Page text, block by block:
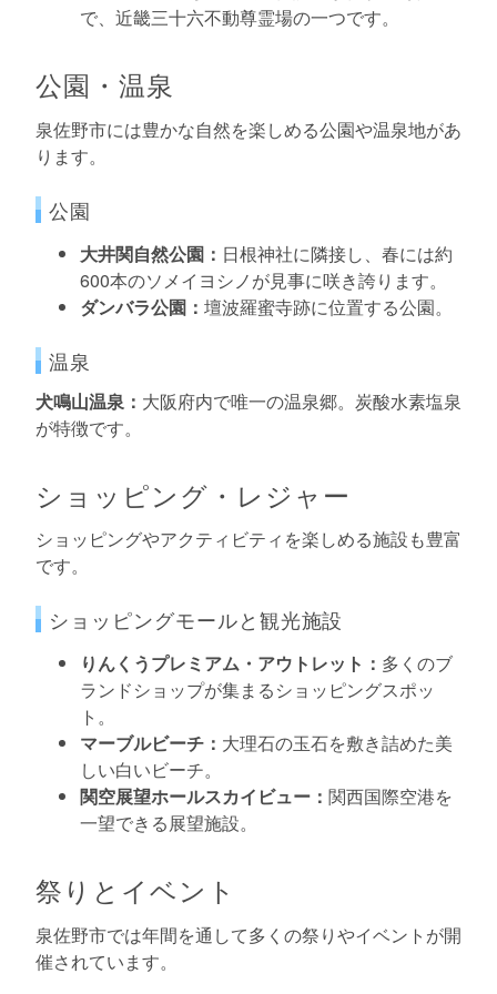
で、近畿三十六不動尊霊場の一つです。
公園・温泉
泉佐野市には豊かな自然を楽しめる公園や温泉地があ
ります。
公園
大井関自然公園： 日根神社に隣接し、春には約
600本のソメイヨシノが見事に咲き誇ります。
ダンバラ公園： 壇波羅蜜寺跡に位置する公園。
温泉
犬鳴山温泉： 大阪府内で唯一の温泉郷。炭酸水素塩泉
が特徴です。
ショッピング・レジャー
ショッピングやアクティビティを楽しめる施設も豊富
です。
ショッピングモールと観光施設
りんくうプレミアム・アウトレット： 多くのブ
ランドショップが集まるショッピングスポッ
ト。
マーブルビーチ： 大理石の玉石を敷き詰めた美
しい白いビーチ。
関空展望ホールスカイビュー： 関西国際空港を
一望できる展望施設。
祭りとイベント
泉佐野市では年間を通して多くの祭りやイベントが開
催されています。